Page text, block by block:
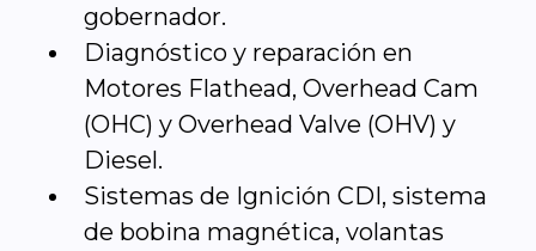
gobernador.
Diagnóstico y reparación en
Motores Flathead, Overhead Cam
(OHC) y Overhead Valve (OHV) y
Diesel.
Sistemas de Ignición CDI, sistema
de bobina magnética, volantas